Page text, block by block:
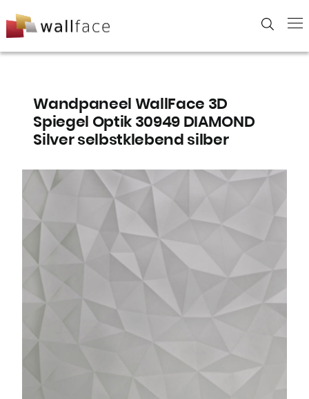
to
Wandpaneel WallFace 3D
Spiegel Optik 30949 DIAMOND
Silver selbstklebend silber